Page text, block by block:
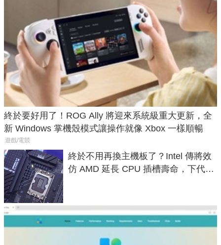
終於要好用了！ROG Ally 將迎來系統級重大更新，全
新 Windows 掌機殼模式讓操作就像 Xbox 一樣順暢
遊戲/電競
終於不用再換主機板了？Intel 傳將效
仿 AMD 延長 CPU 插槽壽命，下代